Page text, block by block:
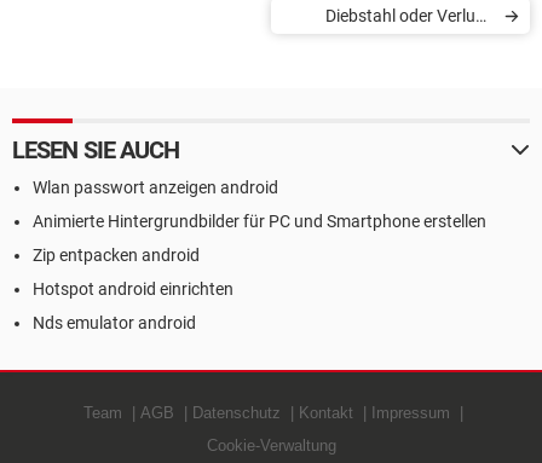
Diebstahl oder Verlust:
LESEN SIE AUCH
Wlan passwort anzeigen android
Animierte Hintergrundbilder für PC und Smartphone erstellen
Zip entpacken android
Hotspot android einrichten
Nds emulator android
Team AGB Datenschutz Kontakt
Impressum
Cookie-Verwaltung